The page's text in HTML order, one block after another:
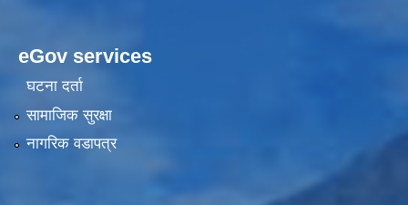
eGov services
घटना दर्ता
सामाजिक सुरक्षा
नागरिक वडापत्र